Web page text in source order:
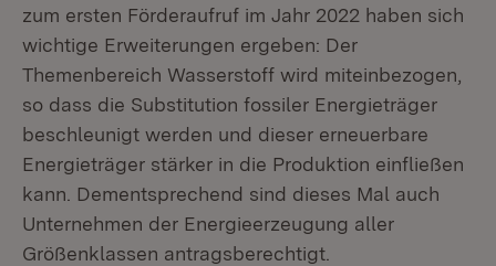
zum ersten Förderaufruf im Jahr 2022 haben sich
wichtige Erweiterungen ergeben: Der
Themenbereich Wasserstoff wird miteinbezogen,
so dass die Substitution fossiler Energieträger
beschleunigt werden und dieser erneuerbare
Energieträger stärker in die Produktion einfließen
kann. Dementsprechend sind dieses Mal auch
Unternehmen der Energieerzeugung aller
Größenklassen antragsberechtigt.